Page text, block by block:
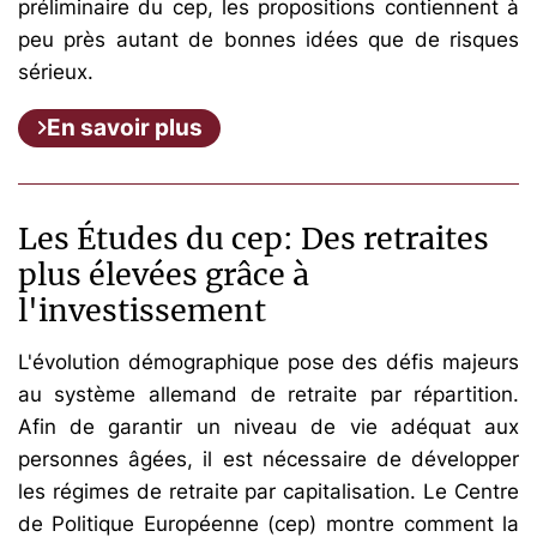
préliminaire du cep, les propositions contiennent à
peu près autant de bonnes idées que de risques
sérieux.
En savoir plus
Les Études du cep: Des retraites
plus élevées grâce à
l'investissement
L'évolution démographique pose des défis majeurs
au système allemand de retraite par répartition.
Afin de garantir un niveau de vie adéquat aux
personnes âgées, il est nécessaire de développer
les régimes de retraite par capitalisation. Le Centre
de Politique Européenne (cep) montre comment la